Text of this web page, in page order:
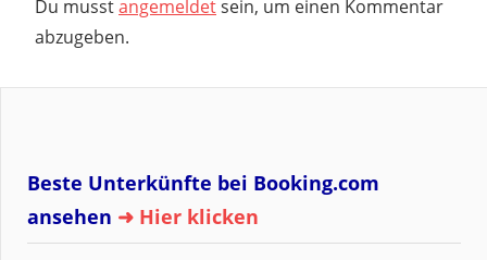
Du musstangemeldetsein, um einen Kommentar
abzugeben.
Beste Unterkünfte bei Booking.com
ansehen ➜ Hier klicken